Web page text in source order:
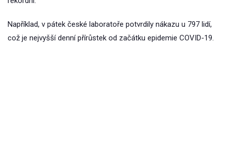
Například, v pátek české laboratoře potvrdily nákazu u 797 lidí,
což je nejvyšší denní přírůstek od začátku epidemie COVID-19.